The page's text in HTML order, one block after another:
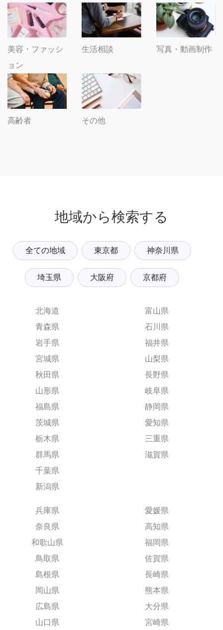
美容・ファッシ
ョン
生活相談 写真・動画制作
高齢者 その他
地域から検索する
全ての地域 東京都 神奈川県
埼玉県 大阪府 京都府
北海道
青森県
岩手県
宮城県
秋田県
山形県
福島県
茨城県
栃木県
群馬県
千葉県
新潟県
富山県
石川県
福井県
山梨県
長野県
岐阜県
静岡県
愛知県
三重県
滋賀県
兵庫県
奈良県
和歌山県
鳥取県
島根県
岡山県
広島県
山口県
愛媛県
高知県
福岡県
佐賀県
長崎県
熊本県
大分県
宮崎県